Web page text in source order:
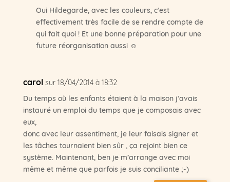
Oui Hildegarde, avec les couleurs, c’est
effectivement très facile de se rendre compte de
qui fait quoi ! Et une bonne préparation pour une
future réorganisation aussi ☺
carol sur 18/04/2014 à 18:32
Du temps où les enfants étaient à la maison j’avais
instauré un emploi du temps que je composais avec
eux,
donc avec leur assentiment, je leur faisais signer et
les tâches tournaient bien sûr , ça rejoint bien ce
système. Maintenant, ben je m’arrange avec moi
même et même que parfois je suis conciliante ;-)